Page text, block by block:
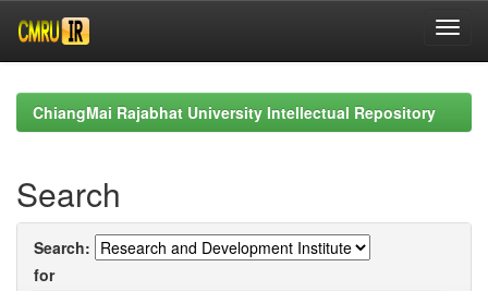
navigationChiangMai Rajabhat University Intellectual Repository
Search
Search:
for